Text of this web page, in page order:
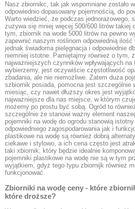
Nasz zbiornikc, tak jak wspomniane zostało
odpowiednio dopasowany pojemnością, do
Warto wiedzieć, że podczas jednorazowego,
zużywa się mniej więcej 500/600 litrów takiej
tym, zbiornik na wode 5000 litrów na pewno
zapewnić naszym roślinom odpowiednią
jednak świadoma pielęgnacja i odpowiednie
niemniej istotne. Pamiętajmy również o tym,
najważniejszych czynników wpływających
wybierzemy, jest oczywiście częstotliwość
zbadania, ale nie niemożliwe. Zatem duża
szbiornik posiada, pomocna jest szczególnie
miesiąc, czy nawet dłuższy okres jest
najważniejsze dla nas miejsce, w którym
możemy po prostu być sobą. Ogród to
szczególnie że stanowi ważny element
pojemniki na wodę do ogrodu stanowią
odpowiedniego zagospodarowania jak i
plastikowe na wodę są również dobrą
ciekawe i stylowo, a ich cena często jest
taki xbiornik, który będzie idealnie
pojemniki plastikowe na wodę nie są w tym
wyjątkiem, gdyż tego typu zbiornijk również
funkcjonować.
Zbiorniki na wodę ceny - które
które droższe?